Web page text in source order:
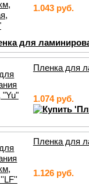
1.043 руб.
Пленка для
1.074 руб.
Пленка для
1.126 руб.